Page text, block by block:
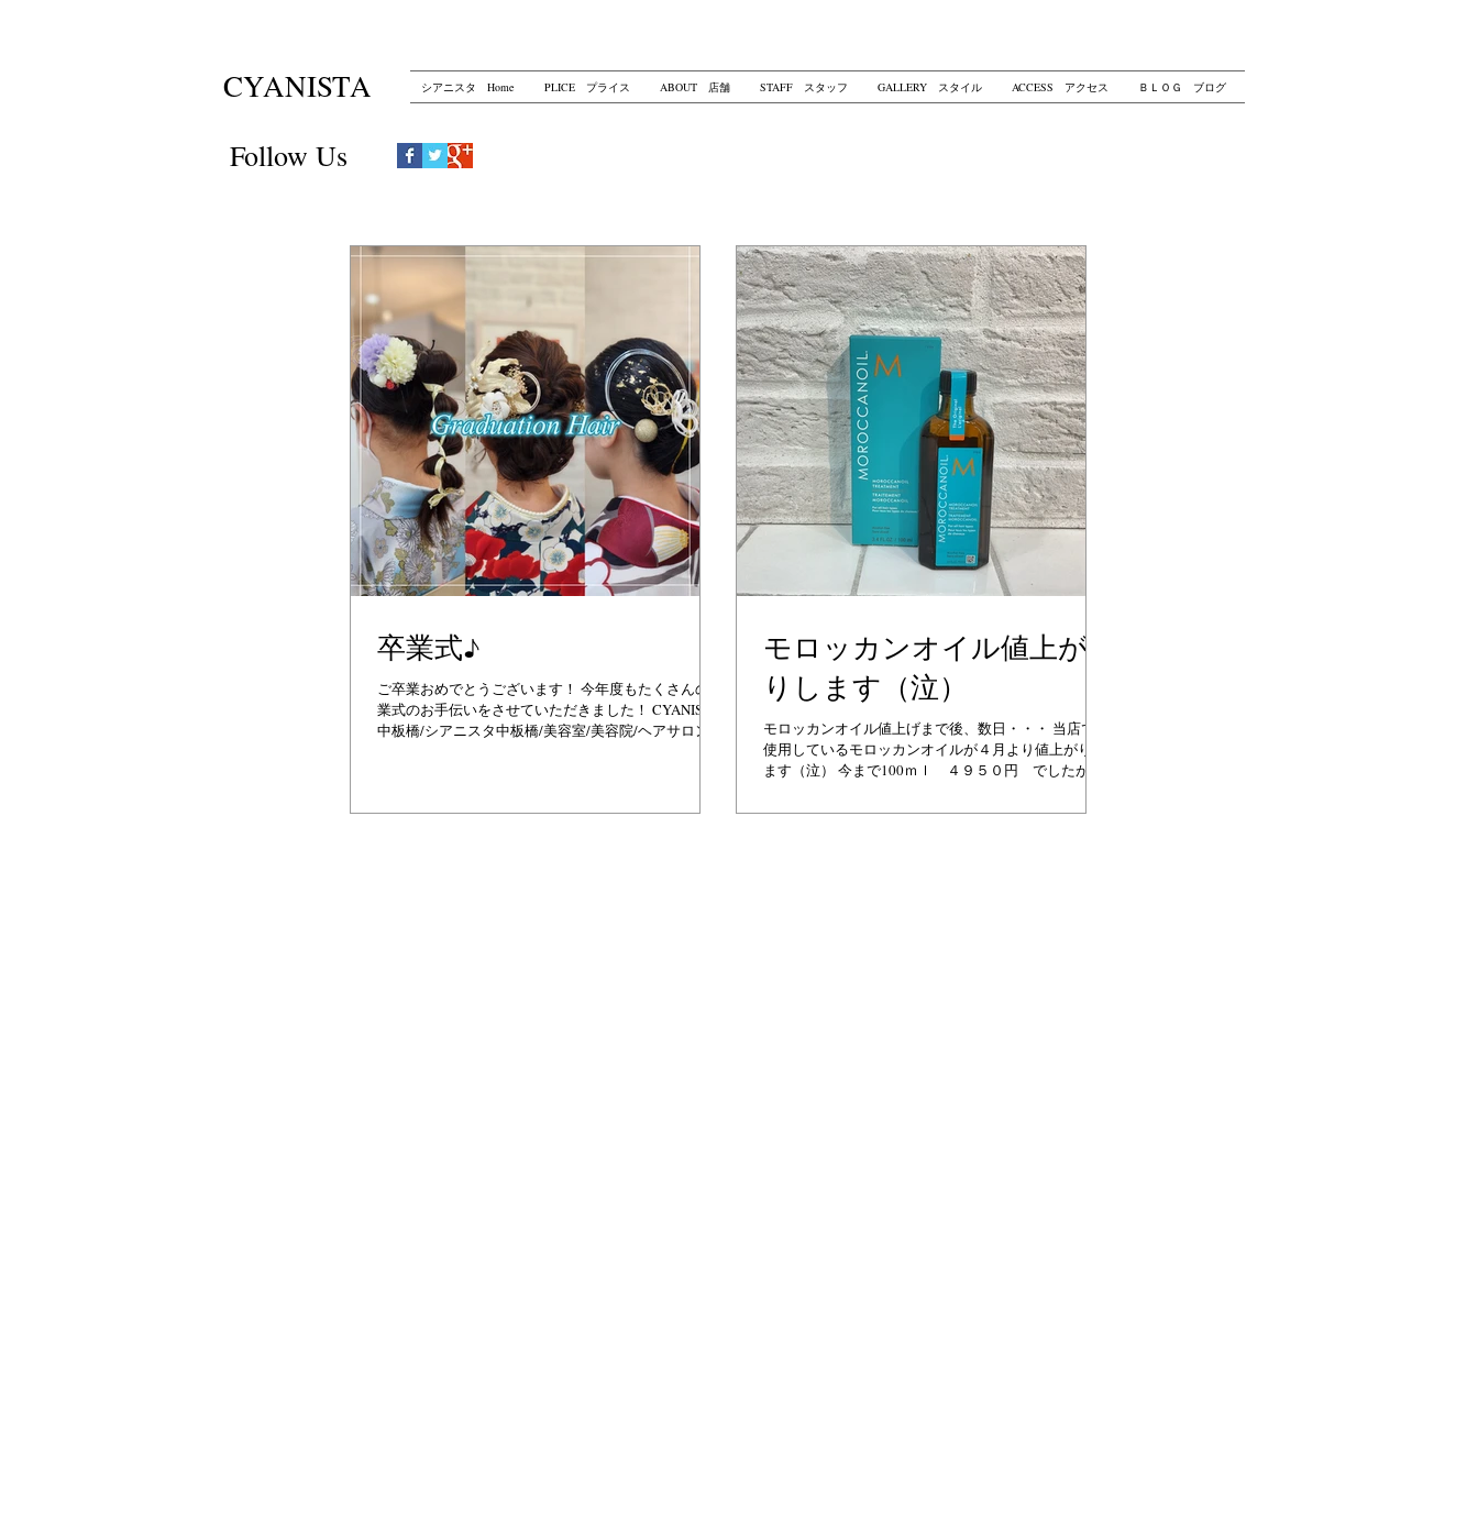
CYANISTA シアニスタ Home PLICE プライス ABOUT 店舗 STAFF スタッフ GALLERY スタイル ACCESS アクセス ＢＬＯＧ ブログ
Follow Us
卒業式♪
ご卒業おめでとうございます！ 今年度もたくさんの卒
業式のお手伝いをさせていただきました！ CYANISTA
中板橋/シアニスタ中板橋/美容室/美容院/ヘアサロン/
モロッカンオイル値上が
りします（泣）
モロッカンオイル値上げまで後、数日・・・ 当店でも
使用しているモロッカンオイルが４月より値上がりし
ます（泣） 今まで100ｍｌ ４９５０円 でしたが
早目のご購入をお勧めします。...